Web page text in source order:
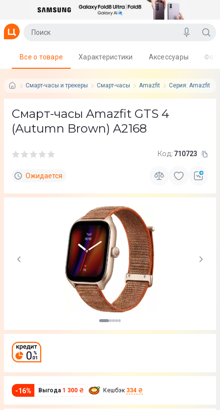
Смарт-часы и трекеры Смарт-часы Amazfit Серия: Amazfit
Все о товаре Характеристики Аксессуары
Смарт-часы Amazfit GTS 4
(Autumn Brown) A2168
Код: 710723
Ожидается
-16% Выгода 1 300 ₴ Кешбэк 334 ₴